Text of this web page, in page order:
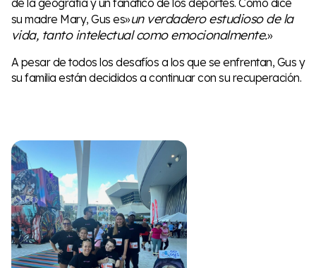
de la geografía y un fanático de los deportes. Como dice
su madre Mary, Gus es»un verdadero estudioso de la
vida, tanto intelectual como emocionalmente.»
A pesar de todos los desafíos a los que se enfrentan, Gus y
su familia están decididos a continuar con su recuperación.